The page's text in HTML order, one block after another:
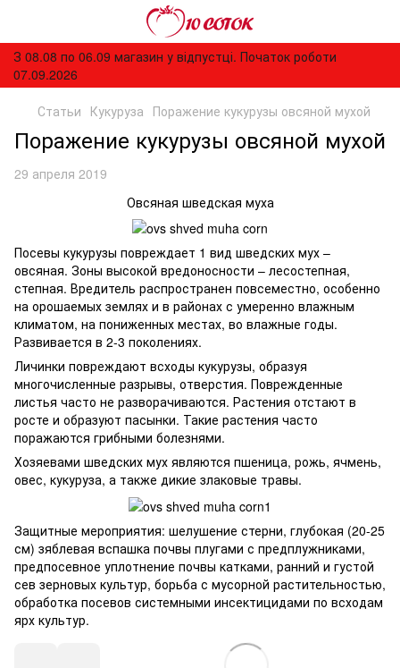
З 08.08 по 06.09 магазин у відпустці. Початок роботи
07.09.2026
Статьи Кукуруза Поражение кукурузы овсяной мухой
Поражение кукурузы овсяной мухой
29 апреля 2019
Овсяная шведская муха
Посевы кукурузы повреждает 1 вид шведских мух –
овсяная. Зоны высокой вредоносности – лесостепная,
степная. Вредитель распространен повсеместно, особенно
на орошаемых землях и в районах с умеренно влажным
климатом, на пониженных местах, во влажные годы.
Развивается в 2-3 поколениях.
Личинки повреждают всходы кукурузы, образуя
многочисленные разрывы, отверстия. Поврежденные
листья часто не разворачиваются. Растения отстают в
росте и образуют пасынки. Такие растения часто
поражаются грибными болезнями.
Хозяевами шведских мух являются пшеница, рожь, ячмень,
овес, кукуруза, а также дикие злаковые травы.
Защитные мероприятия: шелушение стерни, глубокая (20-25
см) зяблевая вспашка почвы плугами с предплужниками,
предпосевное уплотнение почвы катками, ранний и густой
сев зерновых культур, борьба с мусорной растительностью,
обработка посевов системными инсектицидами по всходам
ярх культур.